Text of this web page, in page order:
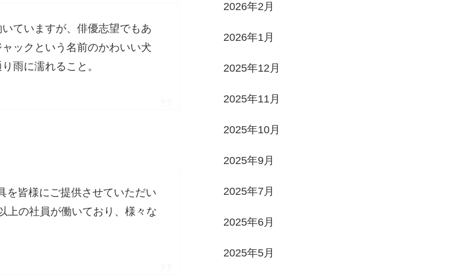
ていますが、俳優志望でもあ
ックという名前のかわいい犬
雨に濡れること。
を皆様にご提供させていただい
上の社員が働いており、様々な
2026年2月
2026年1月
2025年12月
2025年11月
2025年10月
2025年9月
2025年7月
2025年6月
2025年5月